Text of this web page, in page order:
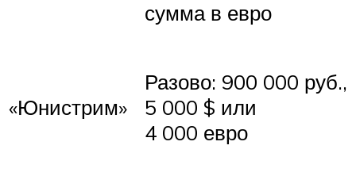
сумма в евро
«Юнистрим»
Разово: 900 000 руб.,
5 000 $ или
4 000 евро